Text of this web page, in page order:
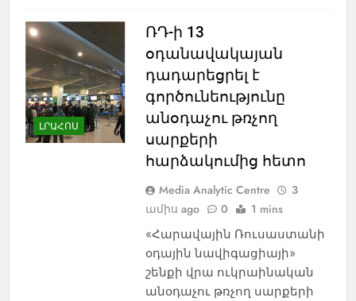
ԼՐԱՀՈՍ
ՌԴ-ի 13
օդանավակայան
դադարեցրել է
գործունեությունը
անօդաչու թռչող
սարքերի
հարձակումից հետո
Media Analytic Centre
3
ամիս ago
0 1 mins
«Հարավային Ռուսաստանի
օդային նավիգացիայի»
շենքի վրա ուկրաինական
անօդաչու թռչող սարքերի